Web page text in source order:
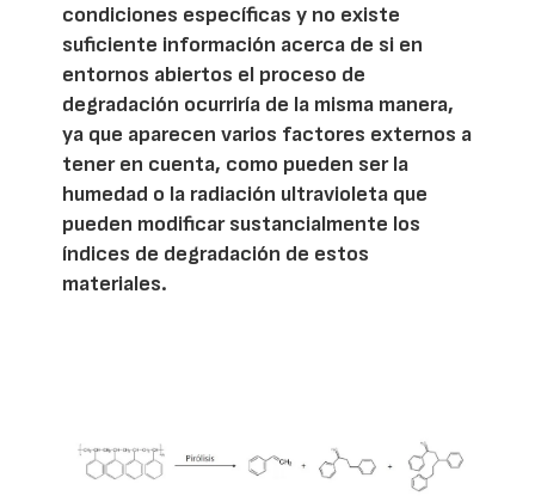
condiciones específicas y no existe
suficiente información acerca de si en
entornos abiertos el proceso de
degradación ocurriría de la misma manera,
ya que aparecen varios factores externos a
tener en cuenta, como pueden ser la
humedad o la radiación ultravioleta que
pueden modificar sustancialmente los
índices de degradación de estos
materiales.